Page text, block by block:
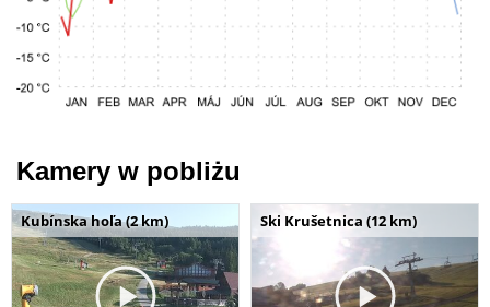
Kamery w pobliżu
Kubínska hoľa (2 km) Ski Krušetnica (12 km)